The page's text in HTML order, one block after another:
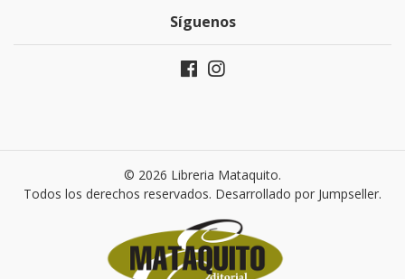
Síguenos
© 2026 Libreria Mataquito.
Todos los derechos reservados. Desarrollado por Jumpseller.